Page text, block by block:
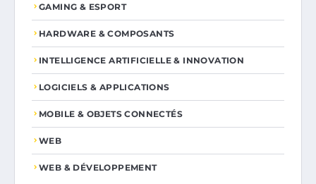
GAMING & ESPORT
HARDWARE & COMPOSANTS
INTELLIGENCE ARTIFICIELLE & INNOVATION
LOGICIELS & APPLICATIONS
MOBILE & OBJETS CONNECTÉS
WEB
WEB & DÉVELOPPEMENT